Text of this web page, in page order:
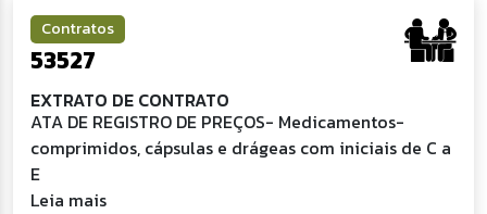
Contratos
53527
EXTRATO DE CONTRATO
ATA DE REGISTRO DE PREÇOS- Medicamentos-
comprimidos, cápsulas e drágeas com iniciais de C a
E
Leia mais